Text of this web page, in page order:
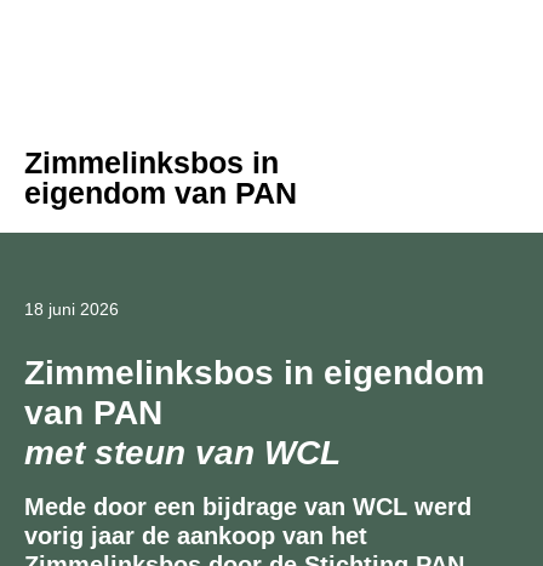
Zimmelinksbos in
eigendom van PAN
18 juni 2026
Zimmelinksbos in eigendom
van PAN
met steun van WCL
Mede door een bijdrage van WCL werd
vorig jaar de aankoop van het